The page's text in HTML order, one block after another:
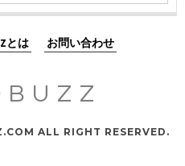
とは お問い合わせ
ALL RIGHT RESERVED.